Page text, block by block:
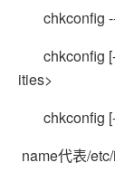
chkconfig
chkconfig
ities>
chkconfig
name代表/